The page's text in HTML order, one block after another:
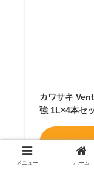
カワサキ
強 1L×4本セ
メニュー ホーム